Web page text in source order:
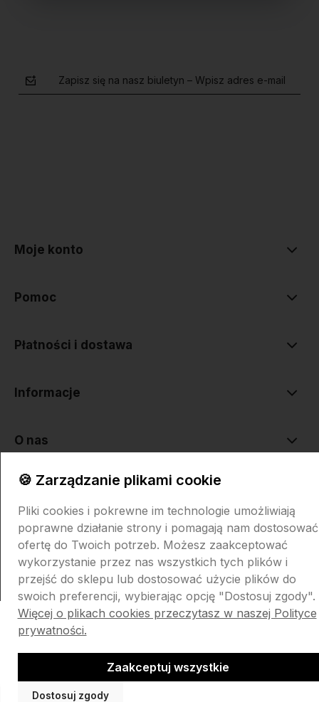
Zapisz się na nasz biuletyn – Wpisz adres e-mail
Moje konto
Pomoc
Płatności i dostawa
Informacje
O nas
Sklep internetowy Shoper.pl Szablon Shoper Modern 3.0™
GrowCommerce
🍪 Zarządzanie plikami cookie
Pliki cookies i pokrewne im technologie umożliwiają
poprawne działanie strony i pomagają nam dostosować
ofertę do Twoich potrzeb. Możesz zaakceptować
wykorzystanie przez nas wszystkich tych plików i
przejść do sklepu lub dostosować użycie plików do
swoich preferencji, wybierając opcję "Dostosuj zgody".
Więcej o plikach cookies przeczytasz w naszej Polityce
prywatności.
Dostosuj zgody
Zaakceptuj wszystkie